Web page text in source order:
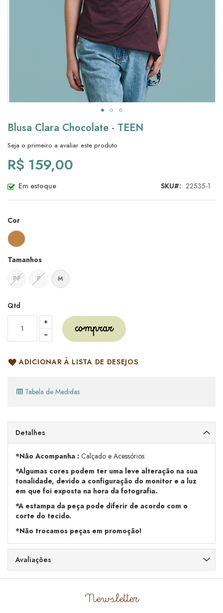
Blusa Clara Chocolate - TEEN
Seja o primeiro a avaliar este produto
R$ 159,00
Em estoque SKU 22535-1
Cor
Tamanhos
PP P M
Qtd
comprar
ADICIONAR À LISTA DE DESEJOS
Tabela de Medidas
Saltar
para
o
início
da
Galeria
de
imagens
Detalhes
*Não Acompanha : Calçado e Acessórios
*Algumas cores podem ter uma leve alteração na sua
tonalidade, devido a configuração do monitor e a luz
em que foi exposta na hora da fotografia.
*A estampa da peça pode diferir de acordo com o
corte do tecido.
*Não trocamos peças em promoção!
Avaliações
Newsletter